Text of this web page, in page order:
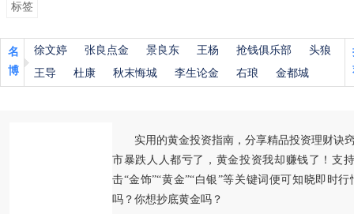
标签
名
博
徐文婷 张良点金 景良东 王杨 抢钱俱乐部
头狼
王导
杜康 秋末悔城 李生论金 右琅 金都城
实用的黄金投资指南，分享精品投资理财诀
市暴跌人人都亏了，黄金投资我却赚钱了！支
击“金饰”“黄金”“白银”等关键词便可知晓即时
吗？你想抄底黄金吗？